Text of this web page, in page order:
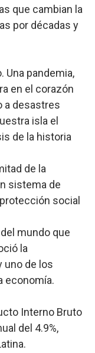
que cambian la
por décadas y
Una pandemia,
en el corazón
a desastres
isla el
de la historia
de la
sistema de
social
mundo que
la
uno de los
economía.
Interno Bruto
del 4.9%,